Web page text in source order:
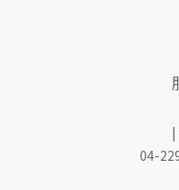
|
04-